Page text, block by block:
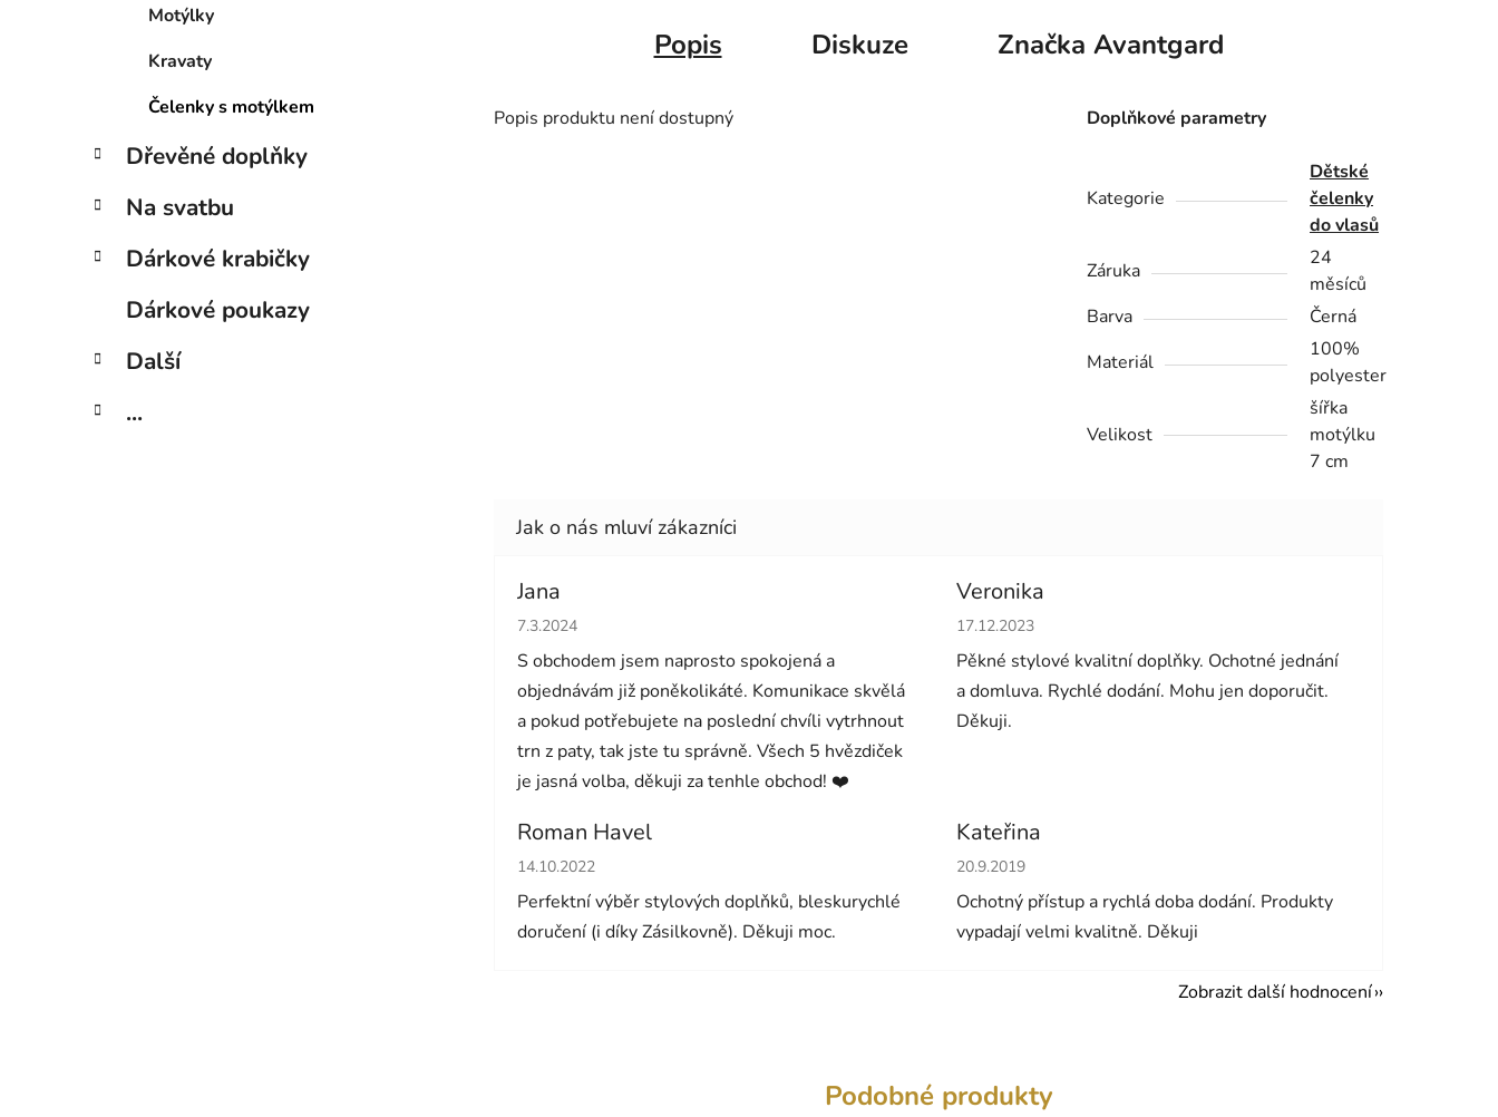
Motýlky
Kravaty
Čelenky s motýlkem
Dřevěné doplňky
Na svatbu
Dárkové krabičky
Dárkové poukazy
Další
...
Popis Diskuze Značka Avantgard
Popis produktu není dostupný Doplňkové parametry
Kategorie
Dětské
čelenky
do vlasů
Záruka
24
měsíců
Barva
Černá
Materiál
100%
polyester
Velikost
šířka
motýlku
7 cm
Jana
Hodnocení obchodu je 5 z 5 hvězdiček.
7.3.2024
S obchodem jsem naprosto spokojená a
objednávám již poněkolikáté. Komunikace skvělá
a pokud potřebujete na poslední chvíli vytrhnout
trn z paty, tak jste tu správně. Všech 5 hvězdiček
je jasná volba, děkuji za tenhle obchod! ❤️
Veronika
Hodnocení obchodu je 5 z 5 hvězdiček.
17.12.2023
Pěkné stylové kvalitní doplňky. Ochotné jednání
a domluva. Rychlé dodání. Mohu jen doporučit.
Děkuji.
Roman Havel
Hodnocení obchodu je 5 z 5 hvězdiček.
14.10.2022
Perfektní výběr stylových doplňků, bleskurychlé
doručení (i díky Zásilkovně). Děkuji moc.
Kateřina
Hodnocení obchodu je 5 z 5 hvězdiček.
20.9.2019
Ochotný přístup a rychlá doba dodání. Produkty
vypadají velmi kvalitně. Děkuji
Zobrazit další hodnocení
Podobné produkty